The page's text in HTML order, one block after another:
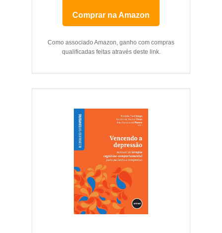
Comprar na Amazon
Como associado Amazon, ganho com compras
qualificadas feitas através deste link.